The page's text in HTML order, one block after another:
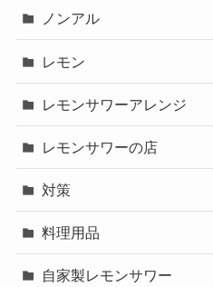
ノンアル
レモン
レモンサワーアレンジ
レモンサワーの店
対策
料理用品
自家製レモンサワー